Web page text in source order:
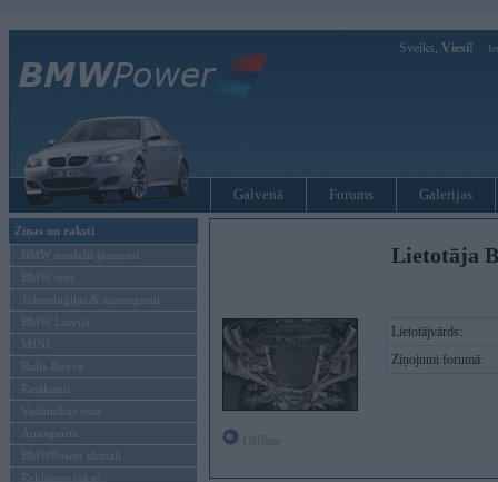
Sveiks, Viesi!
Galvenā Forums Galerijas
Ziņas un raksti
BMW modeļu jaunumi
BMW testi
Tehnoloģijas & sasniegumi
BMW Latvijā
MINI
Rolls-Royce
Pasākumi
Vadāmības tests
Autosports
BMWPower aktuāli
Reklāmas raksti
Lietotāja
Lietotājvārds:
Ziņojumi forumā: